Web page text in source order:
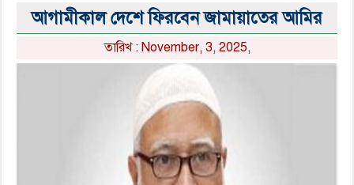
আগামীকাল দেশে ফিরবেন জামায়াতের আমির
তারিখ : November, 3, 2025,